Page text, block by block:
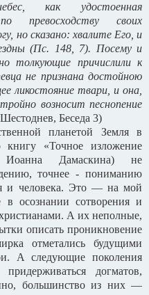
как удостоенная
превосходству своих
но сказано: хвалите Его, и
(Пс. 148, 7). Посему и
толкующие причислили к
не признана достойною
ликостояние твари, и она,
возносит песнопение
Беседа 3)
планетой Земля в
«Точное изложение
Дамаскина) не
точнее - пониманию
и человека. Это — на мой
в осознании сотворения и
А их неполные,
описать проникновение
отметались будущими
А следующие поколения
догматов,
большинство из них —